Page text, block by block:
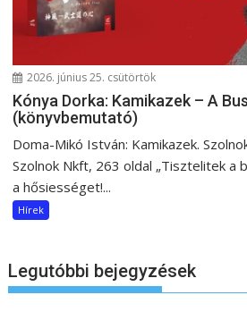
2026. június 25. csütörtök
Kónya Dorka: Kamikazek – A
(könyvbemutató)
Doma-Mikó István: Kamikazek.
Szolnok Nkft, 263 oldal „Tisztelitek
a hősiességet!...
Hírek
Legutóbbi bejegyzések